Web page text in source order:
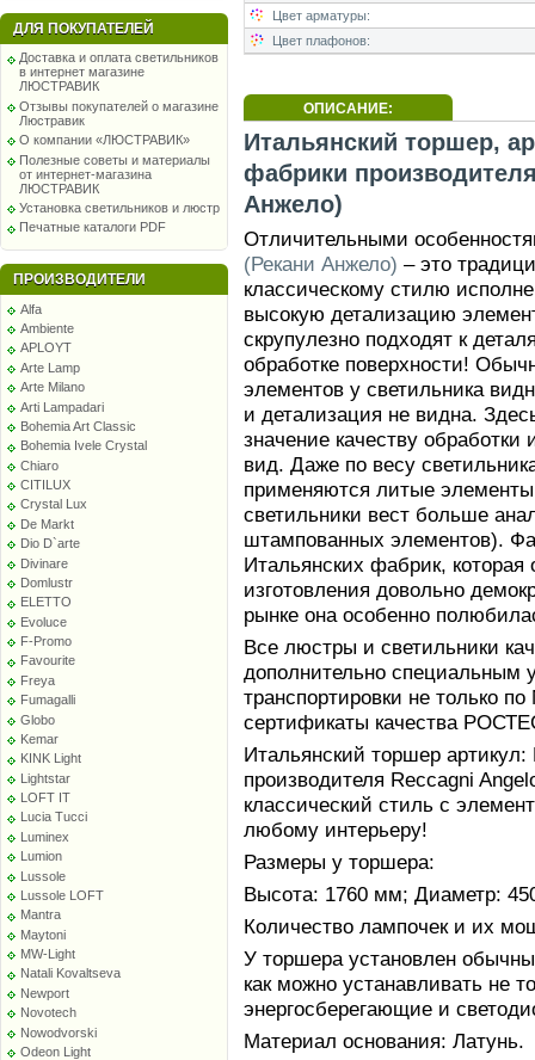
ДЛЯ ПОКУПАТЕЛЕЙ
Доставка и оплата светильников
в интернет магазине
ЛЮСТРАВИК
Отзывы покупателей о магазине
Люстравик
О компании «ЛЮСТРАВИК»
Полезные советы и материалы
от интернет-магазина
ЛЮСТРАВИК
Установка светильников и люстр
Печатные каталоги PDF
ПРОИЗВОДИТЕЛИ
Alfa
Ambiente
APLOYT
Arte Lamp
Arte Milano
Arti Lampadari
Bohemia Art Classic
Bohemia Ivele Crystal
Chiaro
CITILUX
Crystal Lux
De Markt
Dio D`arte
Divinare
Domlustr
ELETTO
Evoluce
F-Promo
Favourite
Freya
Fumagalli
Globo
Kemar
KINK Light
Lightstar
LOFT IT
Lucia Tucci
Luminex
Lumion
Lussole
Lussole LOFT
Mantra
Maytoni
MW-Light
Natali Kovaltseva
Newport
Novotech
Nowodvorski
Odeon Light
Цвет арматуры:
Цвет плафонов:
ОПИСАНИЕ:
Итальянский торшер,
фабрики
Анжело)
Отличительными
(Рекани Анжело) – это
классическому стилю
высокую детализацию
скрупулезно подходят к
обработке поверхности!
элементов у светильника
и детализация не видна.
значение качеству
вид. Даже по весу
применяются литые
светильники вест больше
штампованных элементов).
Итальянских фабрик,
изготовления довольно
рынке она особенно
Все люстры и светильники
дополнительно специальным
транспортировки не только
сертификаты качества
Итальянский торшер артикул:
производителя Reccagni
классический стиль с
любому интерьеру!
Размеры у торшера:
Высота: 1760 мм; Диаметр:
Количество лампочек и их
У торшера установлен
как можно устанавливать не
энергосберегающие и
Материал основания: Латунь.